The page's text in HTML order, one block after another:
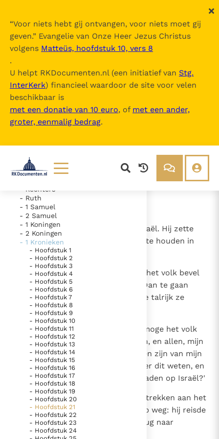
“Voor niets hebt gij ontvangen, voor niets moet gij
geven.” Evangelie van Onze Heer Jezus Christus
volgens Matteüs, hoofdstuk 10, vers 8
.
U helpt RKDocumenten.nl (een initiatief van Stg.
InterKerk) financieel waardoor de site voor velen
beschikbaar is
met een donatie van 10 euro, of met een ander,
groter, eenmalig bedrag.
Lezen
Documenten
Bijbel
Thema’s
Berichten
Denzinger
Over ons
Nieuwste Documenten
5. Het gebed van de Kerk
In Christus wordt onze honger vervuld
Leer de kostbare parel van Gods koninkrijk te
herkennen
Gods Koninkrijk groeit stilletjes door liefde, niet door
dwang
De mystiek. De mystieke verschijnselen en de
heiligheid
Berichten
Het Vaticaan publiceert een nieuwe Latijnse uitgave
van het Romeins martyrologium
Vaticaanse financiële waakhond verliest autonomie
Paus spreekt het Wereldvoedselprogramma toe
De Bijbel
Inhoudsopgave
uitklappen
- Oude Testament
- Exodus
- Numeri
- Deuteronomium
- Rechters
- Ruth
- 1 Samuel
- 2 Samuel
- 1 Koningen
- 2 Koningen
- 1 Kronieken
- Hoofdstuk 1
- Hoofdstuk 2
- Hoofdstuk 3
- Hoofdstuk 4
- Hoofdstuk 5
- Hoofdstuk 6
- Hoofdstuk 7
- Hoofdstuk 8
- Hoofdstuk 9
- Hoofdstuk 10
- Hoofdstuk 11
- Hoofdstuk 12
- Hoofdstuk 13
- Hoofdstuk 14
- Hoofdstuk 15
- Hoofdstuk 16
- Hoofdstuk 17
- Hoofdstuk 18
- Hoofdstuk 19
- Hoofdstuk 20
- Hoofdstuk 21
- Hoofdstuk 22
- Hoofdstuk 23
- Hoofdstuk 24
- Hoofdstuk 21
Eens keerde Satan zich tegen Israël. Hij zette
David ertoe aan een volkstelling te houden in
Israël.
David gaf Joab en de leiders van het volk bevel
alle Israëlieten van Berseba tot Dan te gaan
tellen en hem te laten weten hoe talrijk ze
waren.
Maar Joab antwoordde: 'Jahwe moge het volk
nog honderdmaal talrijker maken, en allen, mijn
heer en koning, zullen zij dienaren zijn van mijn
heer; waarom echter wil mijn heer dit weten, en
waarom zouden we een schuld laden op Israël?'
Maar omdat hij zich niet kon onttrekken aan het
bevel van de koning, ging Joab op weg: hij reisde
heel Israël af, en keerde toen terug naar
Jeruzalem.